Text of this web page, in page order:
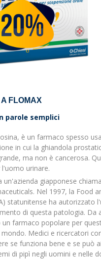
A FLOMAX
parole semplici
è un farmaco spesso
in cui la ghiandola
ma non è cancerosa.
urinare.
giapponese
Nel 1997, la Food
statunitense ha autorizzato
di questa patologia. Da
un farmaco popolare per
Medici e ricercatori
se funziona bene e se può
di pipì negli uomini e nelle